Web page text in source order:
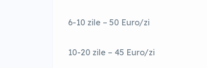
6-10 zile – 50 Euro/zi
10-20 zile – 45 Euro/zi